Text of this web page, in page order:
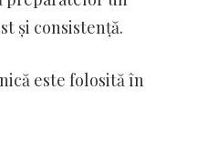
și consistență.
este folosită în